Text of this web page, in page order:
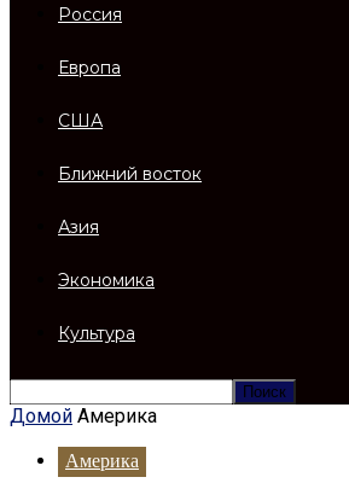
Россия
Европа
США
Ближний восток
Азия
Экономика
Культура
Домой Америка
Америка